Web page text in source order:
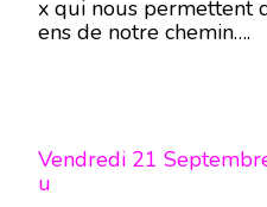
x qui nous permettent
ens de notre chemin….
Vendredi 21
u